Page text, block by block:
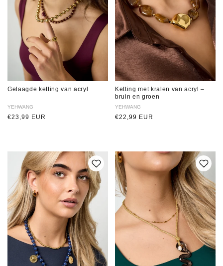
Gelaagde ketting van acryl
Verkoper:
YEHWANG
Normale
€23,99 EUR
Ketting met kralen van acryl –
bruin en groen
Verkoper:
YEHWANG
Normale
€22,99 EUR